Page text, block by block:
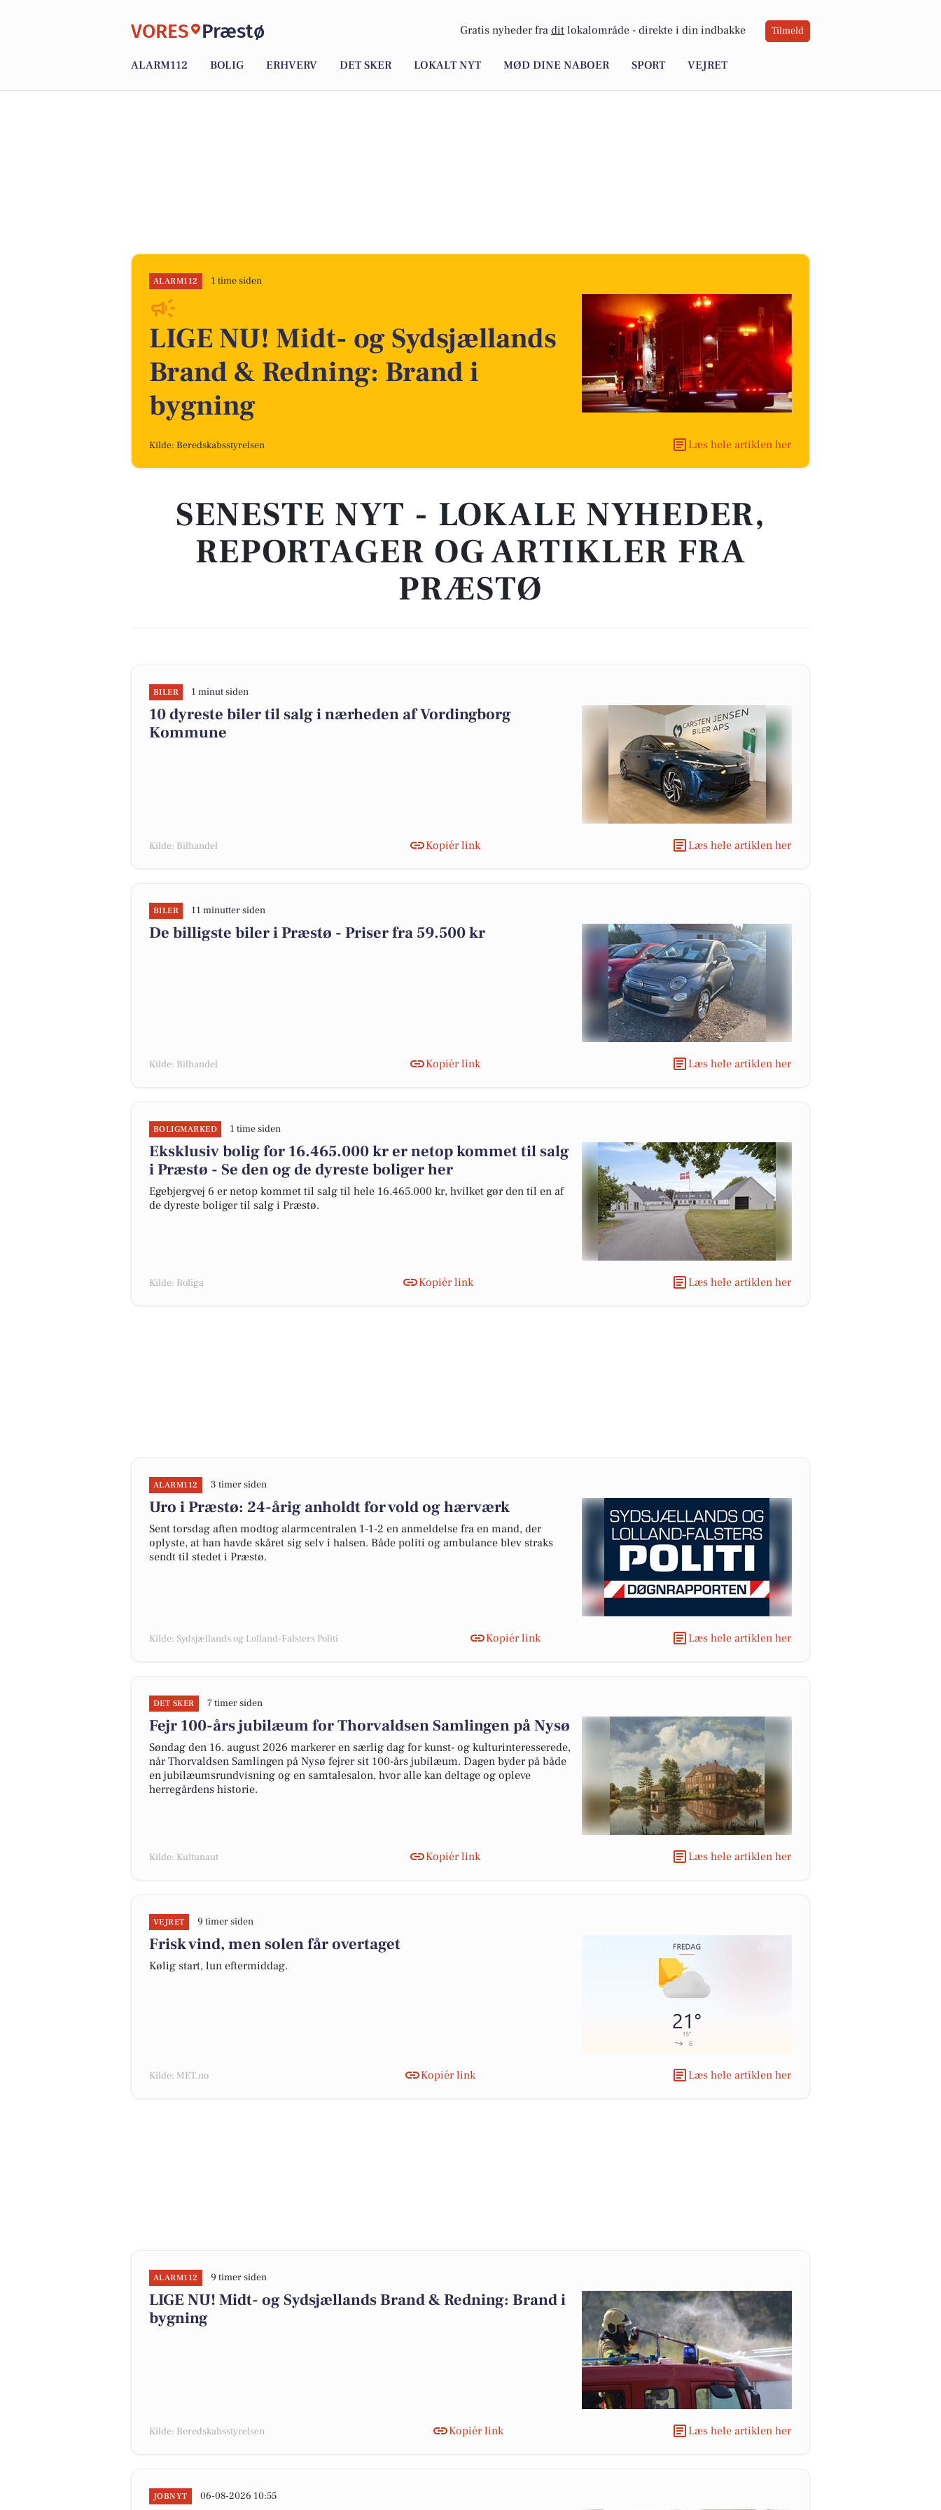
VORES Præstø Gratis nyheder fra dit lokalområde - direkte i din indbakke Tilmeld
ALARM112 BOLIG ERHVERV DET SKER LOKALT NYT MØD DINE NABOER SPORT VEJRET
ALARM112 1 time siden
LIGE NU! Midt- og Sydsjællands
Brand & Redning: Brand i
bygning
Kilde: Beredskabsstyrelsen Læs hele artiklen her
SENESTE NYT - LOKALE NYHEDER,
REPORTAGER OG ARTIKLER FRA
PRÆSTØ
BILER 1 minut siden
10 dyreste biler til salg i nærheden af Vordingborg
Kommune
Kilde: Bilhandel Kopiér link Læs hele artiklen her
BILER 11 minutter siden
De billigste biler i Præstø - Priser fra 59.500 kr
Kilde: Bilhandel Kopiér link Læs hele artiklen her
BOLIGMARKED 1 time siden
Eksklusiv bolig for 16.465.000 kr er netop kommet til salg
i Præstø - Se den og de dyreste boliger her
Egebjergvej 6 er netop kommet til salg til hele 16.465.000 kr, hvilket gør den til en af
de dyreste boliger til salg i Præstø.
Kilde: Boliga Kopiér link Læs hele artiklen her
ALARM112 3 timer siden
Uro i Præstø: 24-årig anholdt for vold og hærværk
Sent torsdag aften modtog alarmcentralen 1-1-2 en anmeldelse fra en mand, der
oplyste, at han havde skåret sig selv i halsen. Både politi og ambulance blev straks
sendt til stedet i Præstø.
Kilde: Sydsjællands og Lolland-Falsters Politi Kopiér link Læs hele artiklen her
DET SKER 7 timer siden
Fejr 100-års jubilæum for Thorvaldsen Samlingen på Nysø
Søndag den 16. august 2026 markerer en særlig dag for kunst- og kulturinteresserede,
når Thorvaldsen Samlingen på Nysø fejrer sit 100-års jubilæum. Dagen byder på både
en jubilæumsrundvisning og en samtalesalon, hvor alle kan deltage og opleve
herregårdens historie.
Kilde: Kultunaut Kopiér link Læs hele artiklen her
VEJRET 9 timer siden
Frisk vind, men solen får overtaget
Kølig start, lun eftermiddag.
Kilde: MET.no Kopiér link Læs hele artiklen her
ALARM112 9 timer siden
LIGE NU! Midt- og Sydsjællands Brand & Redning: Brand i
bygning
Kilde: Beredskabsstyrelsen Kopiér link Læs hele artiklen her
JOBNYT 06-08-2026 10:55